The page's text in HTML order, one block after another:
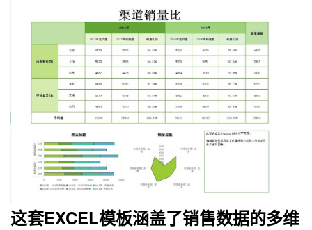
这套EXCEL模板涵盖了销售数据的多维